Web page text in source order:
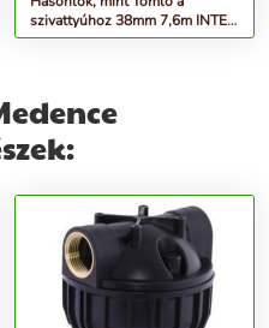
szivattyúhoz 38mm 7,6m INTEX
29083